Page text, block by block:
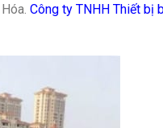
Công ty TNHH Thiết bị